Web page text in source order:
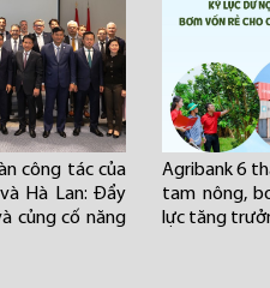
công tác của
Hà Lan: Đẩy
củng cố năng
Agribank 6
tam nông,
lực tăng